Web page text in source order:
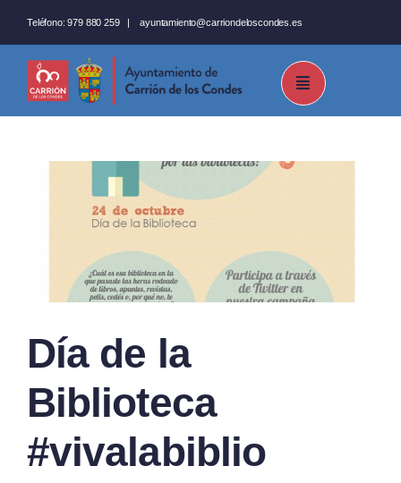
al
contenido
Teléfono: 979 880 259 |ayuntamiento@carriondeloscondes.es
Día de la
Biblioteca
#vivalabiblio